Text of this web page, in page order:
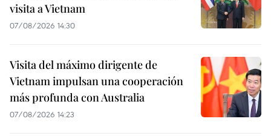
visita a Vietnam
07/08/2026 14:30
Visita del máximo dirigente de
Vietnam impulsan una cooperación
más profunda con Australia
07/08/2026 14:23